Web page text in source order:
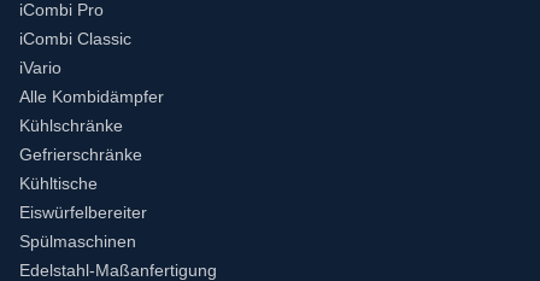
iCombi Pro
iCombi Classic
iVario
Alle Kombidämpfer
Kühlschränke
Gefrierschränke
Kühltische
Eiswürfelbereiter
Spülmaschinen
Edelstahl-Maßanfertigung